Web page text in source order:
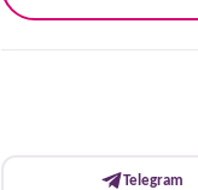
Telegram